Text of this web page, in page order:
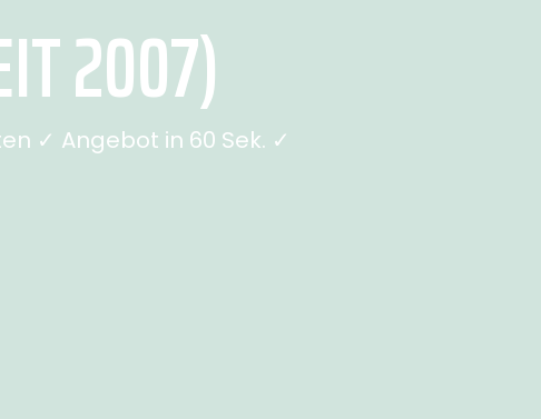
2007)
✓ Angebot in 60 Sek. ✓